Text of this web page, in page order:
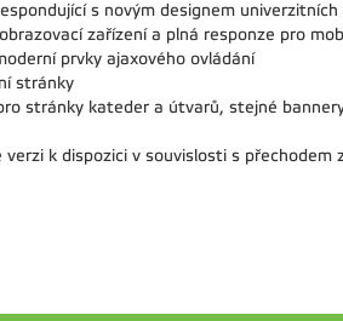
s novým designem univerzitních
zařízení a plná responze pro
prvky ajaxového ovládání
stránky
stránky kateder a útvarů, stejné
verzi k dispozici v souvislosti s